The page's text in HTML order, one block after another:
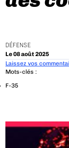
DÉFENSE
Le 08 août 2025
Laissez vos
Mots-clés :
F-35